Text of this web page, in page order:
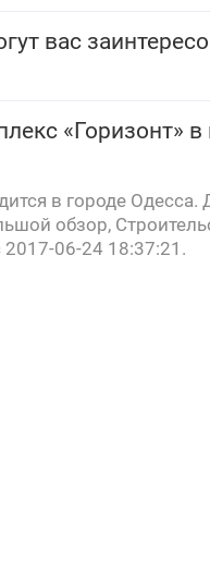
вас
«Горизонт» в
в городе Одесса.
обзор,
06-24 18:37:21.